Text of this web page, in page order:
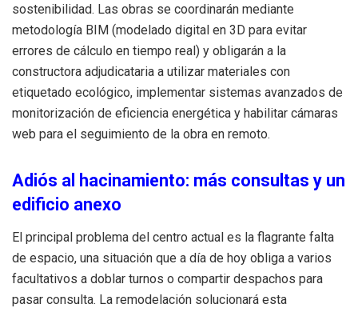
sostenibilidad. Las obras se coordinarán mediante
metodología BIM (modelado digital en 3D para evitar
errores de cálculo en tiempo real) y obligarán a la
constructora adjudicataria a utilizar materiales con
etiquetado ecológico, implementar sistemas avanzados de
monitorización de eficiencia energética y habilitar cámaras
web para el seguimiento de la obra en remoto.
Adiós al hacinamiento: más consultas y un
edificio anexo
El principal problema del centro actual es la flagrante falta
de espacio, una situación que a día de hoy obliga a varios
facultativos a doblar turnos o compartir despachos para
pasar consulta. La remodelación solucionará esta